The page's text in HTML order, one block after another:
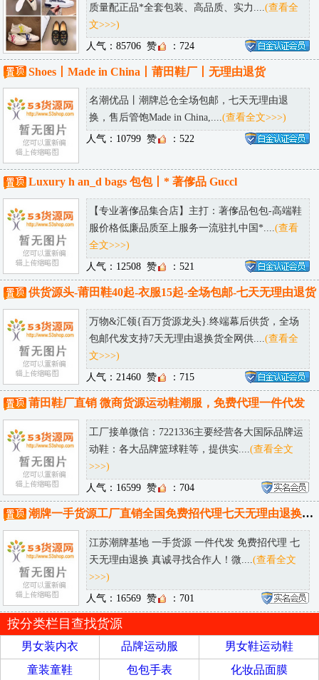
质量配正品*全套包装、高品质、实力.... (查看全
文>>>)
人气：85706 赞 ：724
Shoes丨Made in China丨莆田鞋厂丨无理由退货
名潮优品丨潮牌总仓全场包邮，七天无理由退
换，售后管饱Made in China,.... (查看全文>>>)
人气：10799 赞 ：522
Luxury h an_d bags 包包丨* 著偧品 Guccl
【专业著偧品集合店】主打：著偧品包包-高端鞋
服价格低廉品质至上服务一流驻扎中国*.... (查看
全文>>>)
人气：12508 赞 ：521
供货源头-莆田鞋40起-衣服15起-全场包邮-七天无理由退货
万物&汇领{百万货源龙头}.终端幕后供货，全场
包邮代发支持7天无理由退换货全网供.... (查看全
文>>>)
人气：21460 赞 ：715
莆田鞋厂直销 微商货源运动鞋潮服，免费代理一件代发
工厂接单微信：7221336主要经营各大国际品牌运
动鞋：各大品牌篮球鞋等，提供实.... (查看全文
>>>)
人气：16599 赞 ：704
潮牌一手货源工厂直销全国免费招代理七天无理由退换诚接批发淘宝供货
江苏潮牌基地 一手货源 一件代发 免费招代理 七
天无理由退换 真诚寻找合作人！微.... (查看全文
>>>)
人气：16569 赞 ：701
按分类栏目查找货源
男女装内衣 品牌运动服
男女鞋运动鞋
童装童鞋
包包手表 化妆品面膜